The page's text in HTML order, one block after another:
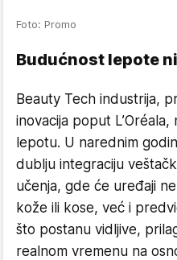
Foto: Promo
Budućnost lepote
Beauty Tech industrija,
inovacija poput
lepotu. U narednim
dublju integraciju
učenja, gde će uređaji
kože ili kose, već i
što postanu vidljive,
realnom vremenu na